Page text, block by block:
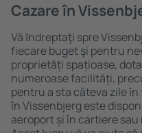
Cazare în
Vă ȋndreptaţi spre
fiecare buget şi pentru
proprietăți spațioase,
numeroase facilități,
pentru a sta câteva zile
în Vissenbjerg este
aeroport și în cartiere